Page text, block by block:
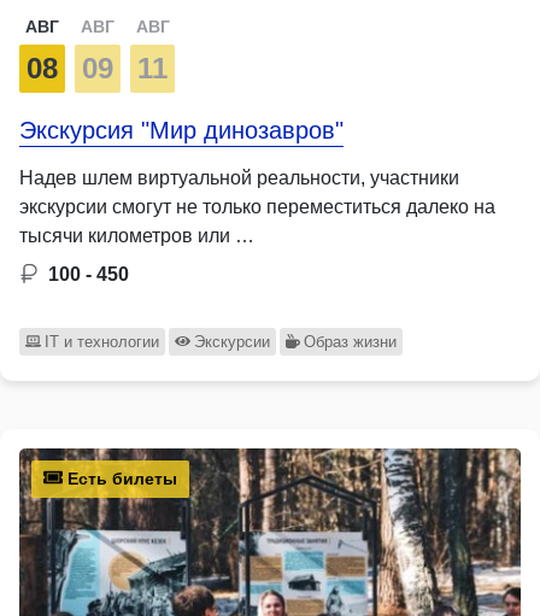
АВГ
08
АВГ
09
АВГ
11
Экскурсия "Мир динозавров"
Надев шлем виртуальной реальности, участники
экскурсии смогут не только переместиться далеко на
тысячи километров или …
100 - 450
IT и технологии Экскурсии Образ жизни
Есть билеты